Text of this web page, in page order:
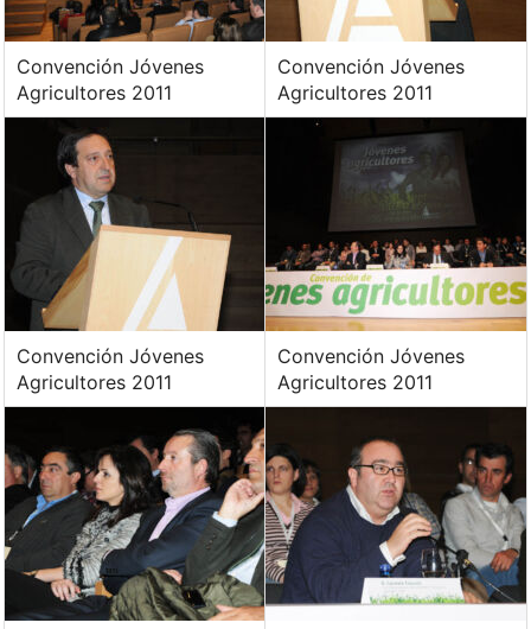
Convención Jóvenes
Agricultores 2011
Convención Jóvenes
Agricultores 2011
Convención Jóvenes
Agricultores 2011
Convención Jóvenes
Agricultores 2011